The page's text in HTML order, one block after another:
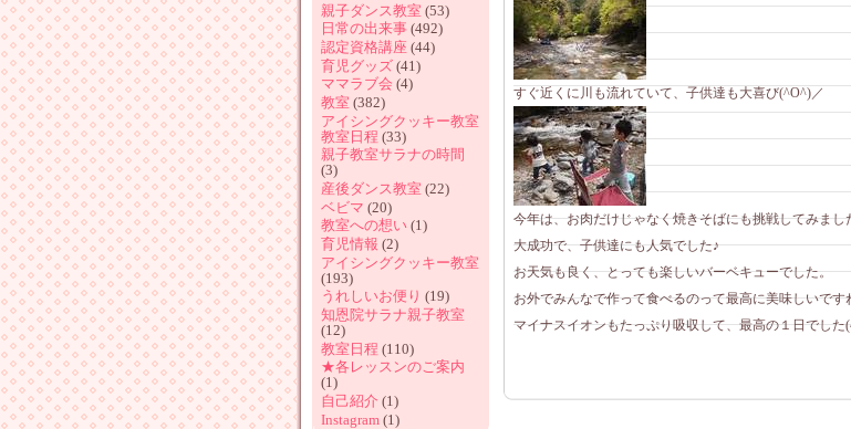
すぐ近くに川も流れていて、子供達も大喜び(^O^)／
今年は、お肉だけじゃなく焼きそばにも挑戦してみまし
大成功で、子供達にも人気でした♪
お天気も良く、とっても楽しいバーベキューでした。
お外でみんなで作って食べるのって最高に美味しいです
マイナスイオンもたっぷり吸収して、最高の１日でした
親子ダンス教室 (53)
日常の出来事 (492)
認定資格講座 (44)
育児グッズ (41)
ママラブ会 (4)
教室 (382)
アイシングクッキー教室
教室日程 (33)
親子教室サラナの時間
(3)
産後ダンス教室 (22)
ベビマ (20)
教室への想い (1)
育児情報 (2)
アイシングクッキー教室
(193)
うれしいお便り (19)
知恩院サラナ親子教室
(12)
教室日程 (110)
★各レッスンのご案内
(1)
自己紹介 (1)
Instagram (1)